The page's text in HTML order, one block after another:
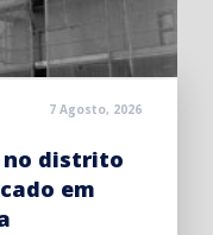
7 Agosto, 2026
no distrito
em